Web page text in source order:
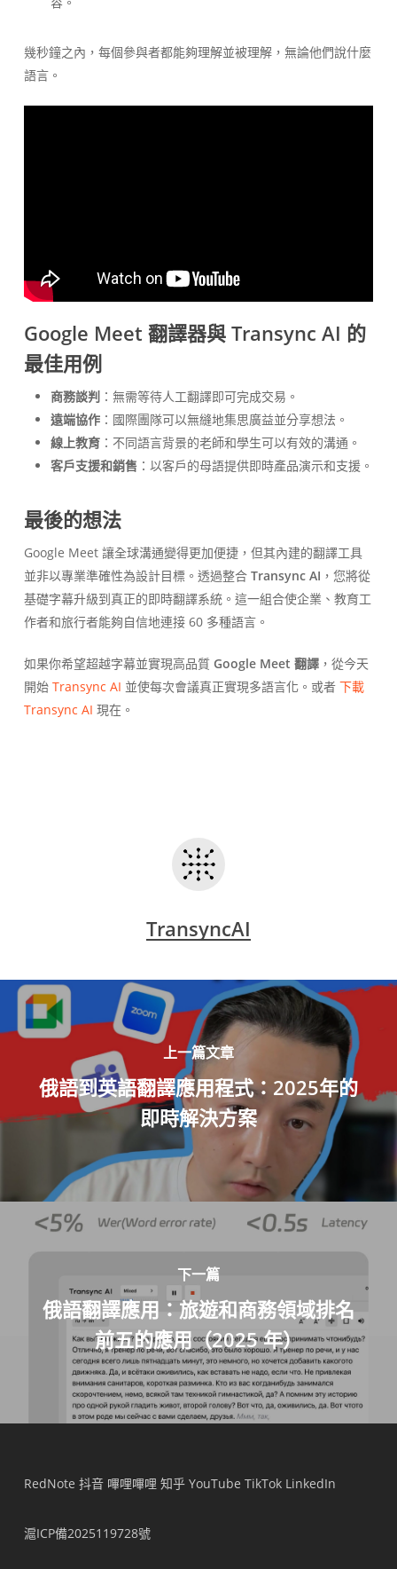
幾秒鐘之內，每個參與者都能夠理解並被理解，無論他們說什麼
語言。
Google Meet 翻譯器與 Transync AI 的
最佳用例
商務談判 ：無需等待人工翻譯即可完成交易。
遠端協作：國際團隊可以無縫地集思廣益並分享想法。
線上教育：不同語言背景的老師和學生可以有效的溝通。
客戶支援和銷售：以客戶的母語提供即時產品演示和支援。
最後的想法
Google Meet 讓全球溝通變得更加便捷，但其內建的翻譯工具
並非以專業準確性為設計目標。透過整合 Transync AI ，您將從
基礎字幕升級到真正的即時翻譯系統。這一組合使企業、教育工
作者和旅行者能夠自信地連接 60 多種語言。
如果你希望超越字幕並實現高品質 Google Meet 翻譯，從今天
開始 Transync AI 並使每次會議真正實現多語言化。或者 下載
Transync AI 現在。
TransyncAI
上一篇文章
俄語到英語翻譯應用程式：2025年的
即時解決方案
下一篇
俄語翻譯應用：旅遊和商務領域排名
前五的應用（2025 年）
RedNote 抖音 嗶哩嗶哩 知乎 YouTube TikTok LinkedIn
滬ICP備2025119728號